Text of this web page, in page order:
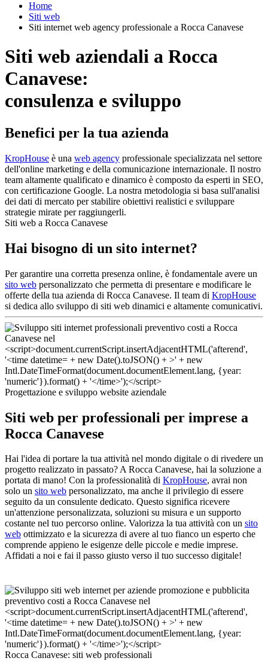
Home
Siti web
Siti internet web agency professionale a Rocca Canavese
Siti web aziendali a Rocca
Canavese:
consulenza e sviluppo
Benefici per la tua azienda
KropHouse è una web agency professionale specializzata nel settore
dell'online marketing e della comunicazione internazionale. Il nostro
team altamente qualificato e dinamico è composto da esperti in SEO,
con certificazione Google. La nostra metodologia si basa sull'analisi
dei dati di mercato per stabilire obiettivi realistici e sviluppare
strategie mirate per raggiungerli.
Siti web a Rocca Canavese
Hai bisogno di un sito internet?
Per garantire una corretta presenza online, è fondamentale avere un
sito web personalizzato che permetta di presentare e modificare le
offerte della tua azienda di Rocca Canavese. Il team di KropHouse
si dedica allo sviluppo di siti web dinamici e altamente comunicativi.
Progettazione e sviluppo website aziendale
Siti web per professionali per imprese a
Rocca Canavese
Hai l'idea di portare la tua attività nel mondo digitale o di rivedere un
progetto realizzato in passato? A Rocca Canavese, hai la soluzione a
portata di mano! Con la professionalità di KropHouse, avrai non
solo un sito web personalizzato, ma anche il privilegio di essere
seguito da un consulente dedicato. Questo significa ricevere
un'attenzione personalizzata, soluzioni su misura e un supporto
costante nel tuo percorso online. Valorizza la tua attività con un sito
web ottimizzato e la sicurezza di avere al tuo fianco un esperto che
comprende appieno le esigenze delle piccole e medie imprese.
Affidati a noi e fai il passo giusto verso il tuo successo digitale!
Rocca Canavese: siti web professionali